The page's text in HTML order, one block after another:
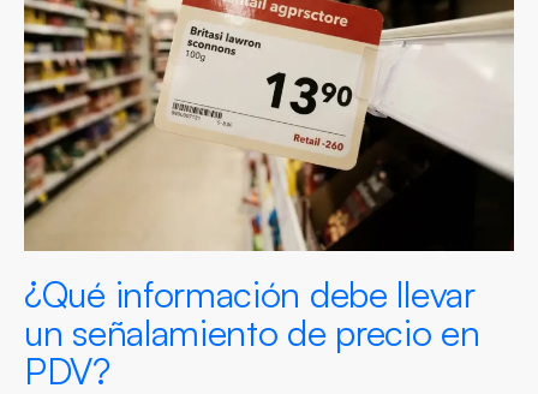
¿Qué información debe llevar
un señalamiento de precio en
PDV?